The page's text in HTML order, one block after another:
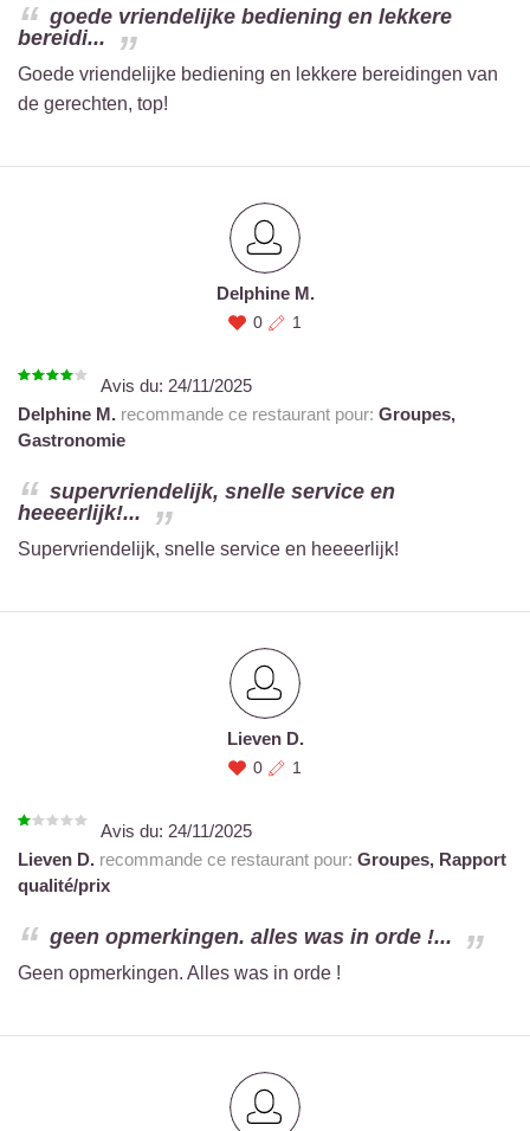
goede vriendelijke bediening en lekkere
bereidi...
Goede vriendelijke bediening en lekkere bereidingen van
de gerechten, top!
Delphine M.
0 1
Avis du: 24/11/2025
Delphine M. recommande ce restaurant pour: Groupes,
Gastronomie
supervriendelijk, snelle service en
heeeerlijk!...
Supervriendelijk, snelle service en heeeerlijk!
Lieven D.
0 1
Avis du: 24/11/2025
Lieven D. recommande ce restaurant pour: Groupes, Rapport
qualité/prix
geen opmerkingen. alles was in orde !...
Geen opmerkingen. Alles was in orde !